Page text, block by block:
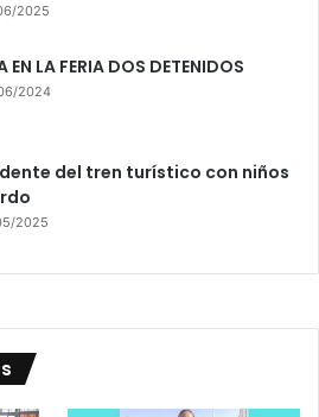
2025
EN LA FERIA DOS DETENIDOS
2024
del tren turístico con niños
2025